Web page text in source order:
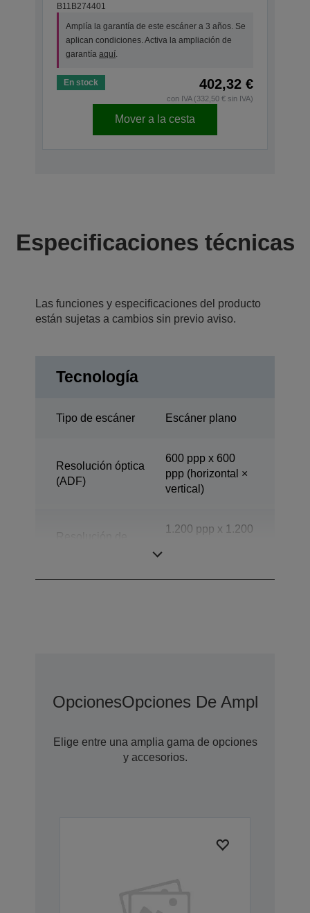
B11B274401
Amplía la garantía de este escáner a 3 años. Se
aplican condiciones. Activa la ampliación de
garantía aquí
En stock 402,32 €
con IVA (332,50 € sin IVA)
Mover a la cesta
Especificaciones técnicas
Las funciones y especificaciones del producto
están sujetas a cambios sin previo aviso.
Tecnología
Tipo de escáner Escáner plano
Resolución óptica
(ADF)
600 ppp x 600
ppp (horizontal ×
vertical)
1.200 ppp x 1.200
OpcionesOpciones De Ampliación
Elige entre una amplia gama de opciones
y accesorios.